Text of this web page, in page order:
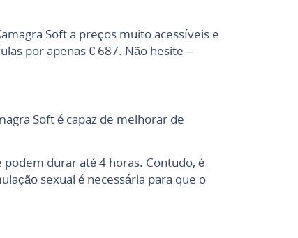
Soft a preços muito acessíveis e
por apenas € 687. Não hesite –
Soft é capaz de melhorar de
durar até 4 horas. Contudo, é
sexual é necessária para que o